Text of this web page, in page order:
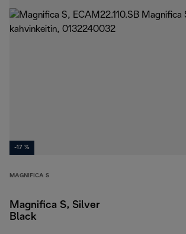
-17 %
MAGNIFICA S
Magnifica S, Silver
Black